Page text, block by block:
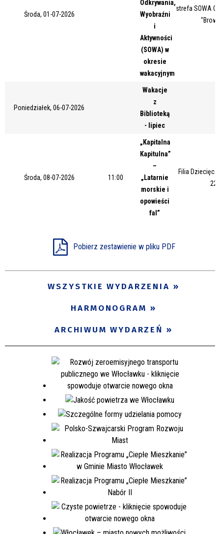
MiejsceŚroda, 01-07-2026
Odkrywania,
Wyobraźni
i
Aktywności
(SOWA) w
okresie
wakacyjnym
strefa SOWA
Poniedziałek, 06-07-2026
Wakacje
z
Biblioteką
- lipiec
Środa, 08-07-2026 11:00
„Kapitalna
Kapitulna”
–
„Latarnie
morskie i
opowieści
fal”
Filia
22
Pobierz zestawienie w pliku PDF
WSZYSTKIE WYDARZENIA
HARMONOGRAM
ARCHIWUM WYDARZEŃ